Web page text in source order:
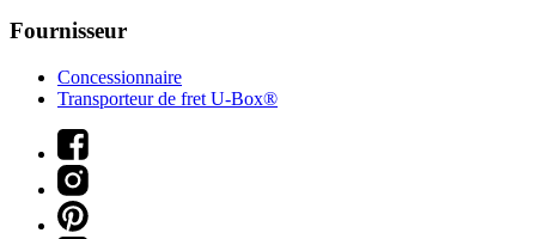
Fournisseur
Concessionnaire
Transporteur de fret U-Box®